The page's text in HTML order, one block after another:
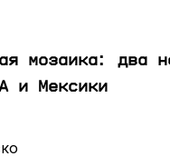
мозаика: два
и Мексики